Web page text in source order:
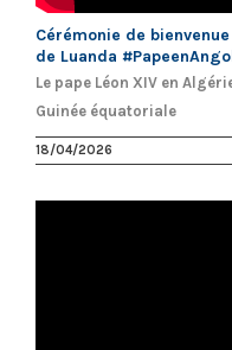
Cérémonie de
de Luanda
Le pape Léon XIV en
Guinée équatoriale
18/04/2026